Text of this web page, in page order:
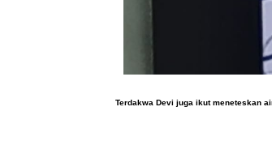
Terdakwa Devi juga ikut meneteskan